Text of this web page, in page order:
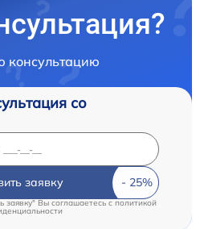
консультацию
со
заявку
заявку" Вы соглашаетесь c политикой